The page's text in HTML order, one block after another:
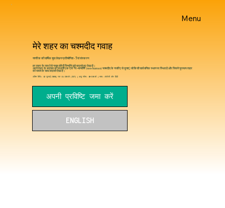
मेरे शहर का चश्मदीद गवाह
नागरिक की वार्षिक युवा लेखन प्रतियोगिता - 7वां संस्करण
हर शहर के पास ऐसे गवाह होते हैं जिन्होंने उसे बदलते हुए देखा है।
अपने शहर के बदलाव की कहानी एक ऐसे 'गैर-मानवीय' (non-human) चश्मदीद के नजरिए से सुनाएं, जो किसी सार्वजनिक स्थान पर स्थित है और जिसने चुपचाप शहर
को समय के साथ बदलते देखा है।
अंतिम तिथि: 12 जुलाई 2026, रात 11:59 बजे (IST) | आयु सीमा: 18–30 वर्ष | भाषा: अंग्रेजी और हिंदी
अपनी प्रविष्टि जमा करें
ENGLISH
Menu